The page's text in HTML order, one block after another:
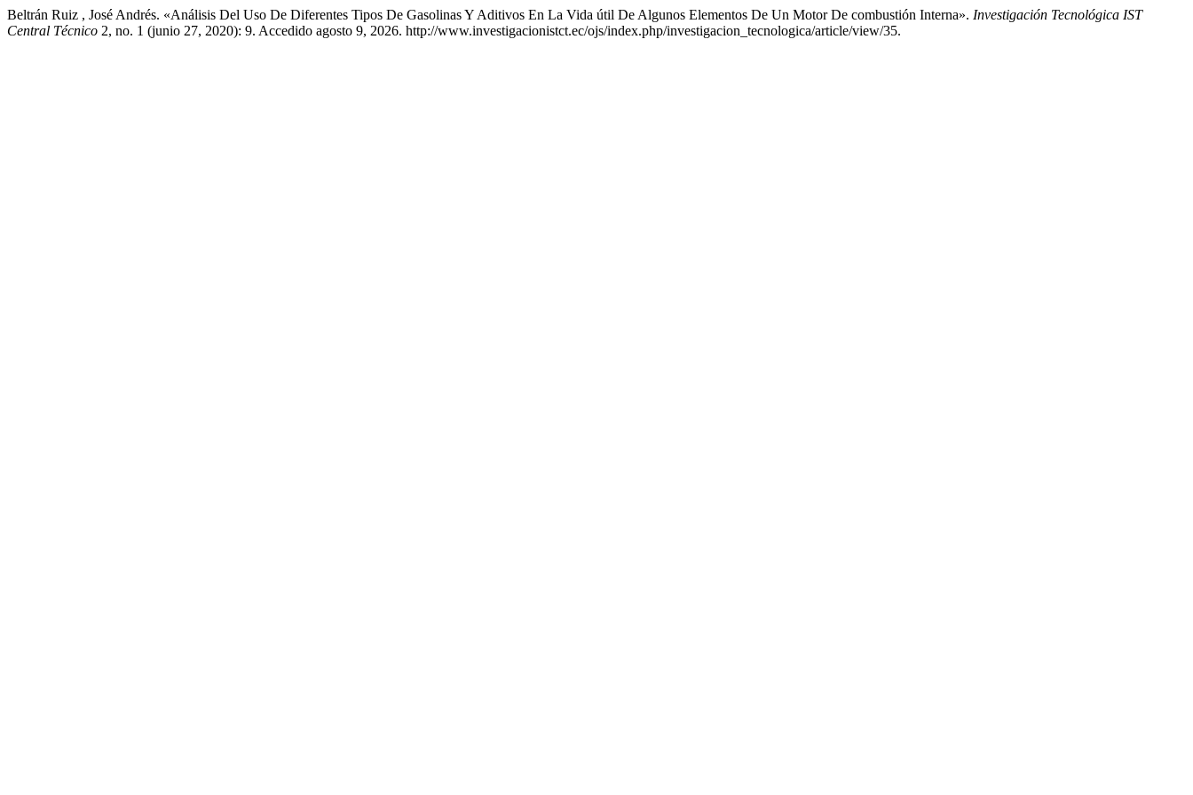
Beltrán Ruiz , José Andrés. «Análisis Del Uso De Diferentes Tipos De Gasolinas Y Aditivos En La Vida útil De Algunos Elementos De Un Motor De combustión Interna». Investigación Tecnológica IST
Central Técnico 2, no. 1 (junio 27, 2020): 9. Accedido agosto 9, 2026. http://www.investigacionistct.ec/ojs/index.php/investigacion_tecnologica/article/view/35.